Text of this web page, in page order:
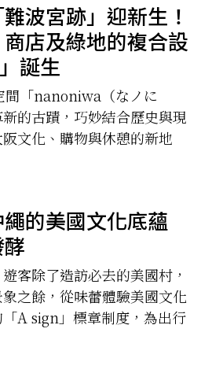
波宮跡」迎新生！
店及綠地的複合設
誕生
間「nanoniwa（なノに
的古蹟，巧妙結合歷史與現
文化、購物與休憩的新地
繩的美國文化底蘊
客除了造訪必去的美國村，
之餘，從味蕾體驗美國文化
A sign」標章制度，為出行